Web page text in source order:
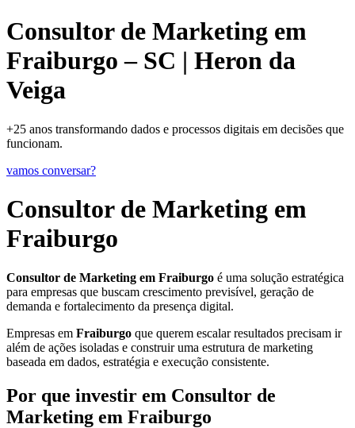
Consultor de Marketing em
Fraiburgo – SC | Heron da
Veiga
+25 anos transformando dados e processos digitais em decisões que
funcionam.
vamos conversar?
Consultor de Marketing em
Fraiburgo
Consultor de Marketing em Fraiburgo é uma solução estratégica
para empresas que buscam crescimento previsível, geração de
demanda e fortalecimento da presença digital.
Empresas em Fraiburgo que querem escalar resultados precisam ir
além de ações isoladas e construir uma estrutura de marketing
baseada em dados, estratégia e execução consistente.
Por que investir em Consultor de
Marketing em Fraiburgo